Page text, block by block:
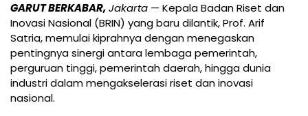
GARUT BERKABAR,Jakarta — Kepala Badan Riset dan
Inovasi Nasional (BRIN) yang baru dilantik, Prof. Arif
Satria, memulai kiprahnya dengan menegaskan
pentingnya sinergi antara lembaga pemerintah,
perguruan tinggi, pemerintah daerah, hingga dunia
industri dalam mengakselerasi riset dan inovasi
nasional.